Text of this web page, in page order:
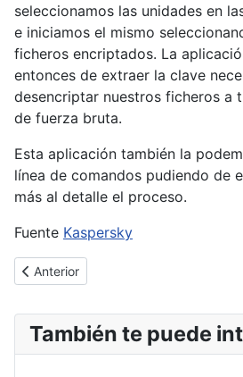
seleccionamos las unidades en
e iniciamos el mismo
ficheros encriptados. La
entonces de extraer la clave
desencriptar nuestros ficheros a
de fuerza bruta.
Esta aplicación también la
línea de comandos pudiendo de
más al detalle el proceso.
Fuente Kaspersky
Artículo anterior: Microsoft vuelve a
Anterior
También te puede